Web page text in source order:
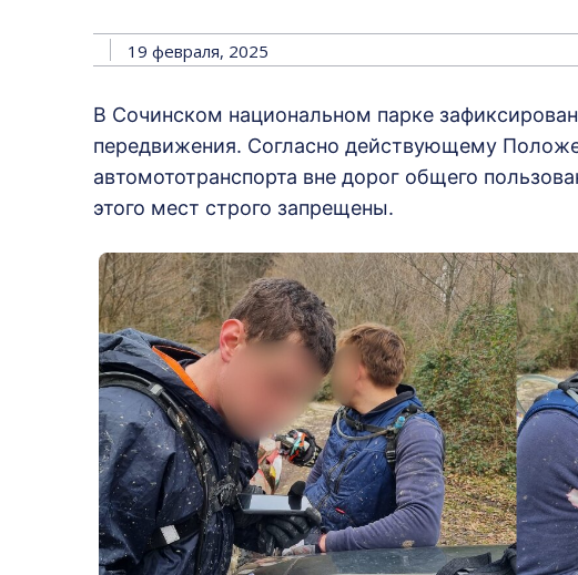
19 февраля, 2025
В Сочинском национальном парке
передвижения. Согласно действующему
автомототранспорта вне дорог общего
этого мест строго запрещены.